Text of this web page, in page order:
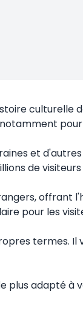
culturelle
et
de
offrant
pour les
termes.
plus adapté à